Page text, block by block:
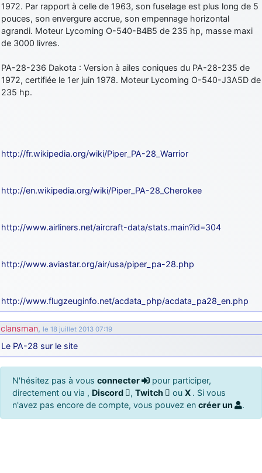
1972. Par rapport à celle de 1963, son fuselage est plus long de 5
pouces, son envergure accrue, son empennage horizontal
agrandi. Moteur Lycoming O-540-B4B5 de 235 hp, masse maxi
de 3000 livres.
PA-28-236 Dakota : Version à ailes coniques du PA-28-235 de
1972, certifiée le 1er juin 1978. Moteur Lycoming O-540-J3A5D de
235 hp.
http://fr.wikipedia.org/wiki/Piper_PA-28_Warrior
http://en.wikipedia.org/wiki/Piper_PA-28_Cherokee
http://www.airliners.net/aircraft-data/stats.main?id=304
http://www.aviastar.org/air/usa/piper_pa-28.php
http://www.flugzeuginfo.net/acdata_php/acdata_pa28_en.php
clansman, le 18 juillet 2013 07:19
Le PA-28 sur le site
N'hésitez pas à vous connecter
pour participer,
directement ou via , Discord , Twitch ou X . Si vous
n'avez pas encore de compte, vous pouvez en créer un .